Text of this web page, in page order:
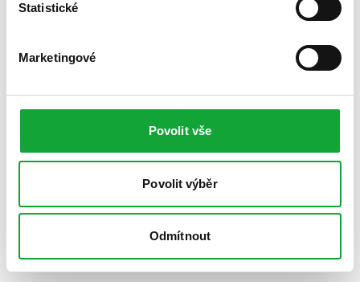
Statistické
Marketingové
Povolit vše
Povolit výběr
Odmítnout